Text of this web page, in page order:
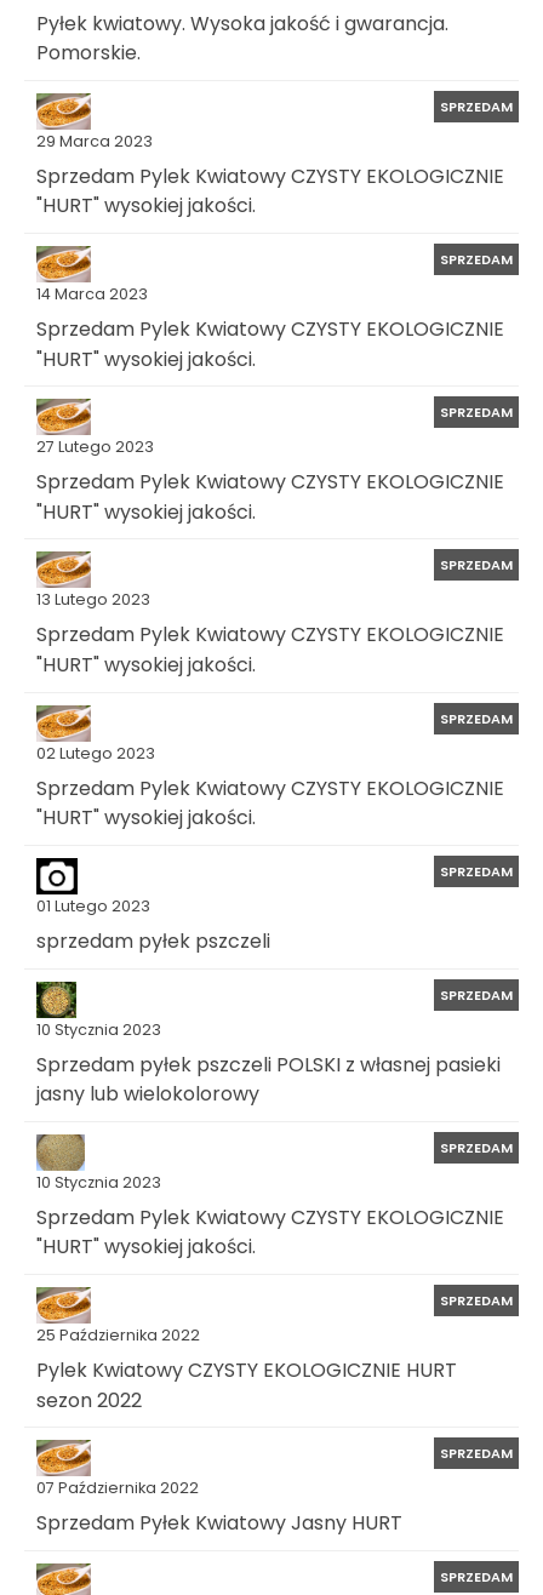
Pyłek kwiatowy. Wysoka jakość i gwarancja.
Pomorskie.
29 Marca 2023
SPRZEDAM
Sprzedam Pylek Kwiatowy CZYSTY EKOLOGICZNIE
"HURT" wysokiej jakości.
14 Marca 2023
SPRZEDAM
Sprzedam Pylek Kwiatowy CZYSTY EKOLOGICZNIE
"HURT" wysokiej jakości.
27 Lutego 2023
SPRZEDAM
Sprzedam Pylek Kwiatowy CZYSTY EKOLOGICZNIE
"HURT" wysokiej jakości.
13 Lutego 2023
SPRZEDAM
Sprzedam Pylek Kwiatowy CZYSTY EKOLOGICZNIE
"HURT" wysokiej jakości.
02 Lutego 2023
SPRZEDAM
Sprzedam Pylek Kwiatowy CZYSTY EKOLOGICZNIE
"HURT" wysokiej jakości.
01 Lutego 2023
SPRZEDAM
sprzedam pyłek pszczeli
10 Stycznia 2023
SPRZEDAM
Sprzedam pyłek pszczeli POLSKI z własnej pasieki
jasny lub wielokolorowy
10 Stycznia 2023
SPRZEDAM
Sprzedam Pylek Kwiatowy CZYSTY EKOLOGICZNIE
"HURT" wysokiej jakości.
25 Października 2022
SPRZEDAM
Pylek Kwiatowy CZYSTY EKOLOGICZNIE HURT
sezon 2022
07 Października 2022
SPRZEDAM
Sprzedam Pyłek Kwiatowy Jasny HURT
SPRZEDAM